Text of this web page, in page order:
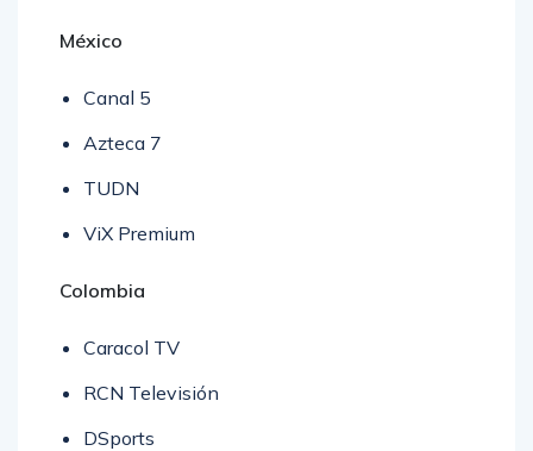
México
Canal 5
Azteca 7
TUDN
ViX Premium
Colombia
Caracol TV
RCN Televisión
DSports